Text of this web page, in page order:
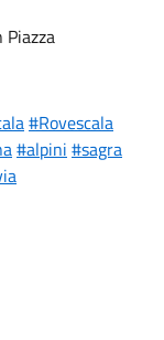
Piazza
#Rovescala
#alpini #sagra